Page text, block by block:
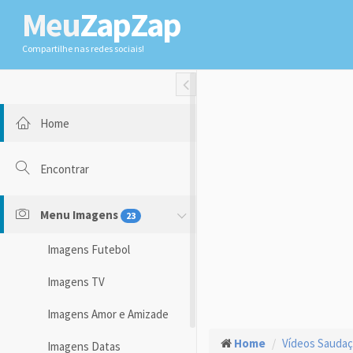
MeuZapZap
Compartilhe nas redes sociais!
Toggle Fullwidth
Home
Encontrar
Menu Imagens 23
Imagens Futebol
Imagens TV
Imagens Amor e Amizade
Imagens Datas Home Vídeos